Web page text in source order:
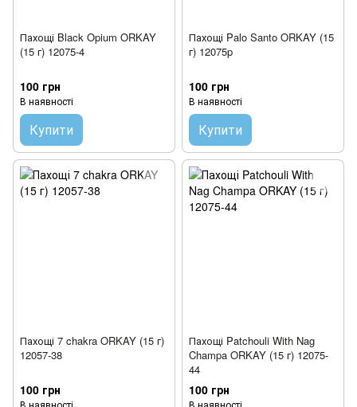
Пахощі Black Opium ORKAY
(15 г) 12075-4
100 грн
В наявності
Купити
Пахощі Palo Santo ORKAY (15
г) 12075p
100 грн
В наявності
Купити
Пахощі 7 chakra ORKAY (15 г)
12057-38
100 грн
В наявності
Пахощі Patchouli With Nag
Champa ORKAY (15 г) 12075-
44
100 грн
В наявності